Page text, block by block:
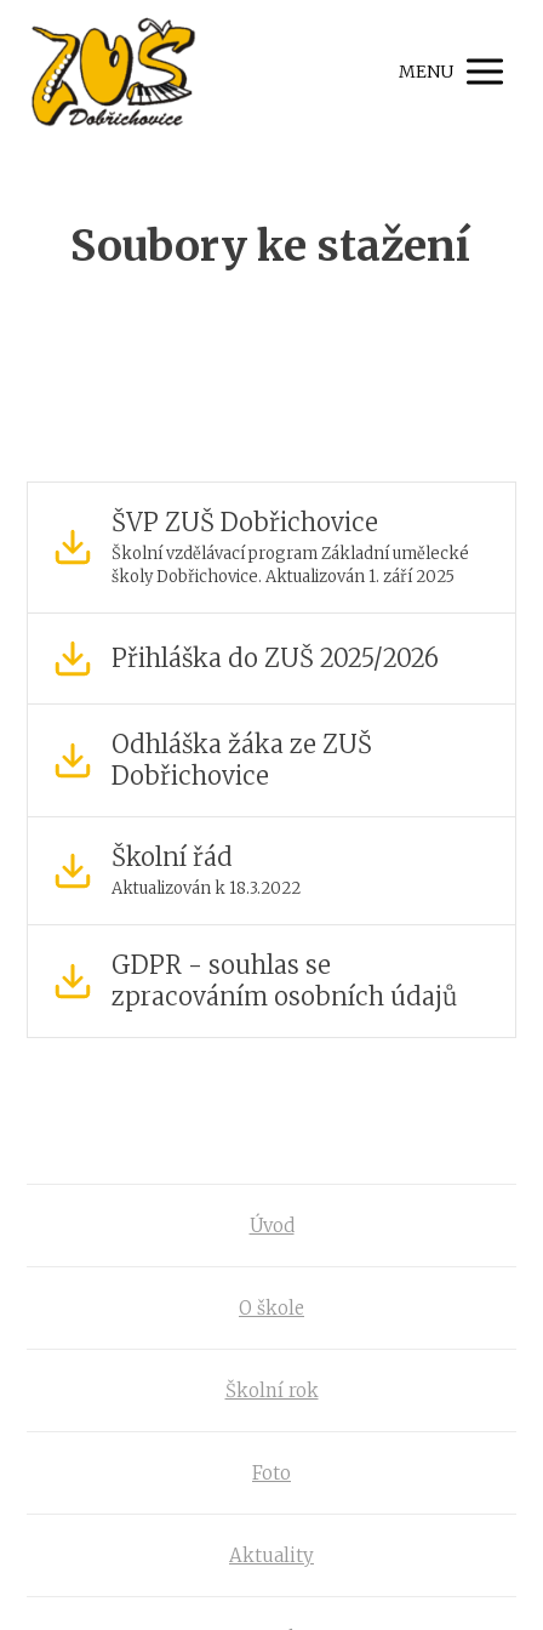
MENU
Soubory ke stažení
ŠVP ZUŠ Dobřichovice
Školní vzdělávací program Základní umělecké
školy Dobřichovice. Aktualizován 1. září 2025
Přihláška do ZUŠ 2025/2026
Odhláška žáka ze ZUŠ
Dobřichovice
Školní řád
Aktualizován k 18.3.2022
GDPR - souhlas se
zpracováním osobních údajů
Úvod
O škole
Školní rok
Foto
Aktuality